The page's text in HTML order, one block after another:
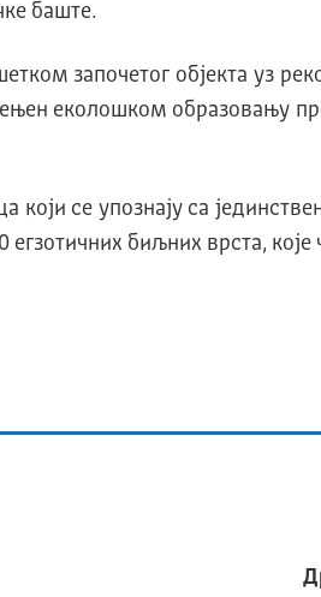
баште.
започетог објекта уз
еколошком образовању
који се упознају са
биљних врста,